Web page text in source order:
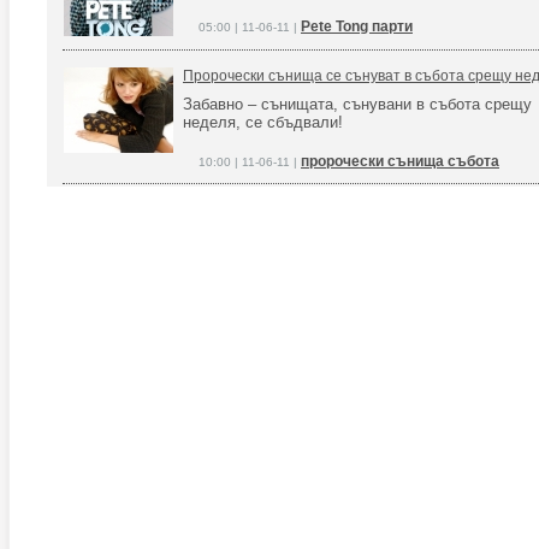
05:00 | 11-06-11 | Pete Tong парти
Пророчески сънища се сънуват в събота срещу
Забавно – сънищата, сънувани в събота срещу
неделя, се сбъдвали!
10:00 | 11-06-11 | пророчески сънища събота